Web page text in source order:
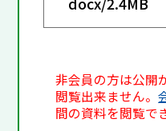
非会員の方は公開
閲覧出来ません。
間の資料を閲覧で